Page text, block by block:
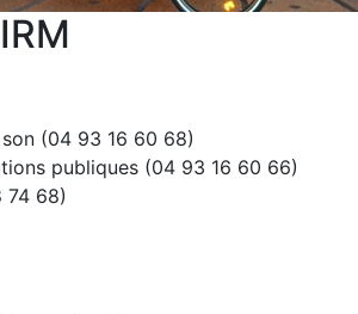
(04 93 16 60 68)
publiques (04 93 16 60 66)
68)